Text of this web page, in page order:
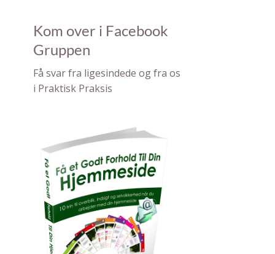
Kom over i Facebook
Gruppen
F å svar fra ligesindede og fra os
i Pra ktisk Praksis